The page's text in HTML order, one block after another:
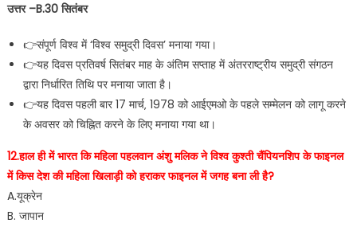
उत्तर –B.30 सितंबर
👉संपूर्ण विश्व में ‘विश्व समुद्री दिवस’ मनाया गया।
👉यह दिवस प्रतिवर्ष सितंबर माह के अंतिम सप्ताह में अंतरराष्ट्रीय समुद्री संगठन
द्वारा निर्धारित तिथि पर मनाया जाता है।
👉यह दिवस पहली बार 17 मार्च‚ 1978 को आईएमओ के पहले सम्मेलन को लागू करने
के अवसर को चिह्नित करने के लिए मनाया गया था।
12.हाल ही में भारत कि महिला पहलवान अंशु मलिक ने विश्व कुश्ती चैंपियनशिप के फाइनल
में किस देश की महिला खिलाड़ी को हराकर फाइनल में जगह बना ली है?
A.यूक्रेन
B. जापान